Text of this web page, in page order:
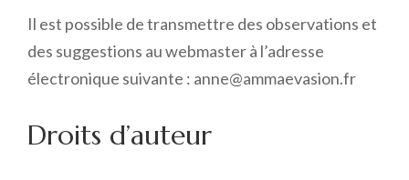
Il est possible de transmettre des observations et
des suggestions au webmaster à l’adresse
électronique suivante : anne@ammaevasion.fr
Droits d’auteur